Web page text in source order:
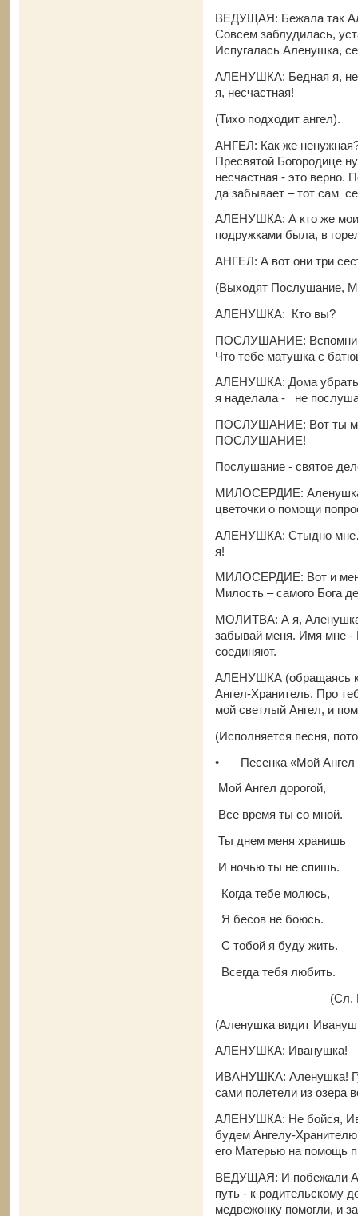
ВЕДУЩАЯ: Бежала так
Совсем заблудилась,
Испугалась Аленушка,
АЛЕНУШКА: Бедная я,
я, несчастная!
(Тихо подходит ангел).
АНГЕЛ: Как же
Пресвятой Богородице
несчастная - это верно.
да забывает – тот сам
АЛЕНУШКА: А кто же мои
подружками была, в
АНГЕЛ: А вот они три
(Выходят Послушание,
АЛЕНУШКА: Кто вы?
ПОСЛУШАНИЕ: Вспомни,
Что тебе матушка с
АЛЕНУШКА: Дома убрать
я наделала - не
ПОСЛУШАНИЕ: Вот ты
ПОСЛУШАНИЕ!
Послушание - святое
МИЛОСЕРДИЕ: Аленушка,
цветочки о помощи
АЛЕНУШКА: Стыдно мне…
я!
МИЛОСЕРДИЕ: Вот и
Милость – самого Бога
МОЛИТВА: А я,
забывай меня. Имя мне
соединяют.
АЛЕНУШКА (обращаясь к
Ангел-Хранитель. Про
мой светлый Ангел, и
(Исполняется песня,
•
Песенка «Мой Ангел
Мой Ангел дорогой,
Все время ты со мной.
Ты днем меня хранишь
И ночью ты не спишь.
Когда тебе молюсь,
Я бесов не боюсь.
С тобой я буду жить.
Всегда тебя любить.
(Сл. В.
(Аленушка видит
АЛЕНУШКА: Иванушка!
ИВАНУШКА: Аленушка!
сами полетели из озера
АЛЕНУШКА: Не бойся,
будем Ангелу-
его Матерью на помощь
ВЕДУЩАЯ: И побежали
путь - к родительскому
медвежонку помогли, и